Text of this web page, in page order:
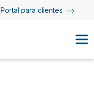
Portal para clientes